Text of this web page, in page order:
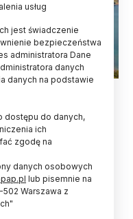
u wybrzeży
bogate w
Naukowcy
może odbić
raf koralowych w
usług
jest świadczenie
bezpieczeństwa
administratora Dane
danych
danych na podstawie
dostępu do danych,
ich
zgodę na
danych osobowych
lub pisemnie na
502 Warszawa z